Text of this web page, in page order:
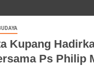
Kupang
Ps Philip